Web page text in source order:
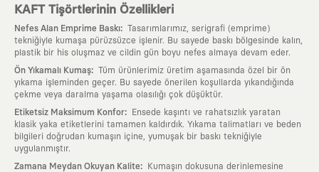
KAFT Tişörtlerinin Özellikleri
Nefes Alan Emprime Baskı: Tasarımlarımız, serigrafi (emprime)
tekniğiyle kumaşa pürüzsüzce işlenir. Bu sayede baskı bölgesinde kalın,
plastik bir his oluşmaz ve cildin gün boyu nefes almaya devam eder.
Ön Yıkamalı Kumaş: Tüm ürünlerimiz üretim aşamasında özel bir ön
yıkama işleminden geçer. Bu sayede önerilen koşullarda yıkandığında
çekme veya daralma yaşama olasılığı çok düşüktür.
Etiketsiz Maksimum Konfor:
Ensede kaşıntı ve rahatsızlık yaratan
klasik yaka etiketlerini tamamen kaldırdık. Yıkama talimatları ve beden
bilgileri doğrudan kumaşın içine, yumuşak bir baskı tekniğiyle
uygulanmıştır.
Zamana Meydan Okuyan Kalite:
Kumaşın dokusuna derinlemesine